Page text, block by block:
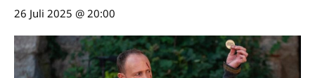
26 Juli 2025 @ 20:00